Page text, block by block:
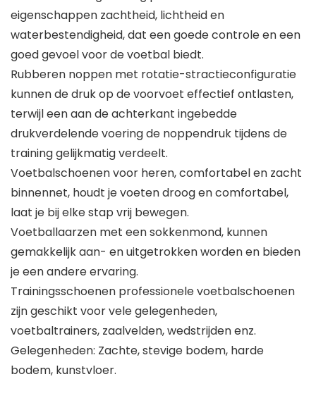
eigenschappen zachtheid, lichtheid en
waterbestendigheid, dat een goede controle en een
goed gevoel voor de voetbal biedt.
Rubberen noppen met rotatie-stractieconfiguratie
kunnen de druk op de voorvoet effectief ontlasten,
terwijl een aan de achterkant ingebedde
drukverdelende voering de noppendruk tijdens de
training gelijkmatig verdeelt.
Voetbalschoenen voor heren, comfortabel en zacht
binnennet, houdt je voeten droog en comfortabel,
laat je bij elke stap vrij bewegen.
Voetballaarzen met een sokkenmond, kunnen
gemakkelijk aan- en uitgetrokken worden en bieden
je een andere ervaring.
Trainingsschoenen professionele voetbalschoenen
zijn geschikt voor vele gelegenheden,
voetbaltrainers, zaalvelden, wedstrijden enz.
Gelegenheden: Zachte, stevige bodem, harde
bodem, kunstvloer.